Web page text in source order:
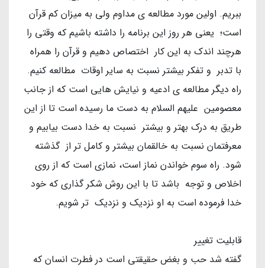
ببریم. اولین مورد مطالعه ی مداوم ولی به میزان کم قرآن
است؛ یعنی هر روز این برنامه را داشته باشیم که وقتی را
هرچند اندک به این کار اختصاص دهیم و قرآن را همراه
با تدبر و تفکر بیشتر نسبت به سایر اوقات مطالعه کنیم.
راه دیگر مطالعه ی ادعیه و نیایش هایی است که از جانب
معصومین علیهم السلام به دست ما رسیده است تا از این
طریق به درک بهتر و بیشتر نسبت به خدا دست بیابیم و
معرفتمان نسبت به خالقمان بیشتر و کامل تر از گذشته
شود. راه سوم خواندن نماز است، نمازی است که از روی
اخلاص و توجه باشد تا با این روش شکر گذاری که خود
خدا فرموده است به او نزدیک و نزدیک تر شویم.
قابلیت تغییر
گفته شد حب و بغض حقیقتی است در فطرت انسان که